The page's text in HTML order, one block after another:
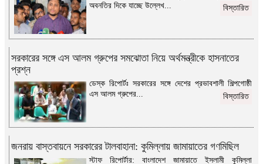
অবনতির দিকে যাচ্ছে উল্লেখ...
বিস্তারিত
সরকারের সঙ্গে এস আলম গ্রুপের সমঝোতা নিয়ে অর্থমন্ত্রীকে হাসনাতের
প্রশ্ন
ডেস্ক রিপোর্টঃ সরকারের সঙ্গে দেশের প্রভাবশালী শিল্পগোষ্ঠী
এস আলম গ্রুপের...
বিস্তারিত
জনরায় বাস্তবায়নে সরকারের টালবাহানা: কুমিল্লায় জামায়াতের গণমিছিল
স্টাফ রিপোর্টার: বাংলাদেশ জামায়াতে ইসলামী কুমিল্লা